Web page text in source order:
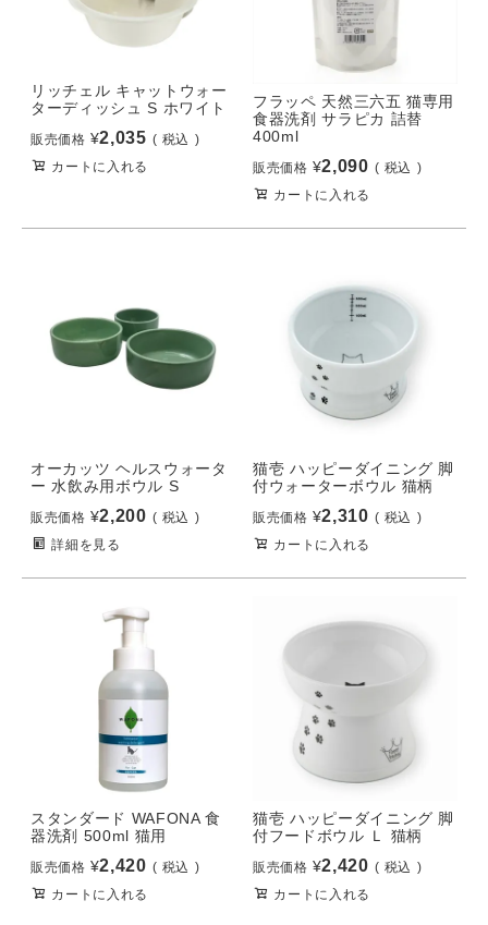
リッチェル キャットウォー
ターディッシュ S ホワイト
販売価格 ¥2,035
税込
カートに入れる
フラッペ 天然三六五 猫専用
食器洗剤 サラピカ 詰替
400ml
販売価格 ¥2,090
税込
カートに入れる
オーカッツ ヘルスウォータ
ー 水飲み用ボウル S
販売価格 ¥2,200
税込
詳細を見る
猫壱 ハッピーダイニング 脚
付ウォーターボウル 猫柄
販売価格 ¥2,310
税込
カートに入れる
スタンダード WAFONA 食
器洗剤 500ml 猫用
販売価格 ¥2,420
税込
カートに入れる
猫壱 ハッピーダイニング 脚
付フードボウル Ｌ 猫柄
販売価格 ¥2,420
税込
カートに入れる